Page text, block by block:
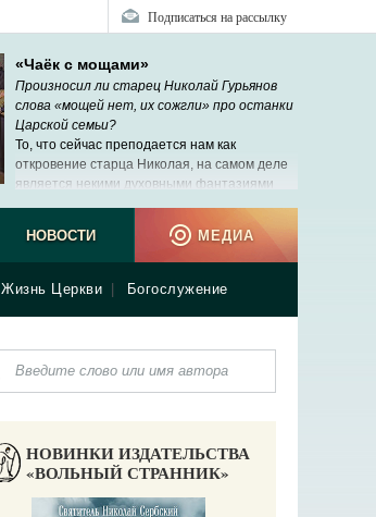
Подписаться на рассылку
«Чаёк с мощами»
Произносил ли старец Николай Гурьянов
слова «мощей нет, их сожгли» про останки
Царской семьи?
То, что сейчас преподается нам как
откровение старца Николая, на самом деле
является некими духовными фантазиями
Жизнь Церкви Богослужение
НОВОСТИ МЕДИА
НОВИНКИ ИЗДАТЕЛЬСТВА
«ВОЛЬНЫЙ СТРАННИК»